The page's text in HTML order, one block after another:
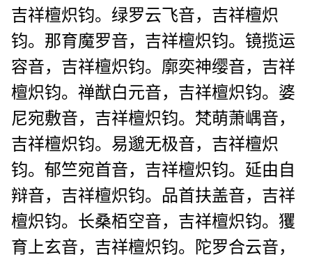
吉祥檀炽钧。绿罗云飞音，吉祥檀炽
钧。那育魔罗音，吉祥檀炽钧。镜揽运
容音，吉祥檀炽钧。廓奕神缨音，吉祥
檀炽钧。禅猷白元音，吉祥檀炽钧。婆
尼宛敷音，吉祥檀炽钧。梵萌萧嵎音，
吉祥檀炽钧。易邈无极音，吉祥檀炽
钧。郁竺宛首音，吉祥檀炽钧。延由自
辩音，吉祥檀炽钧。品首扶盖音，吉祥
檀炽钧。长桑栢空音，吉祥檀炽钧。玃
育上玄音，吉祥檀炽钧。陀罗合云音，